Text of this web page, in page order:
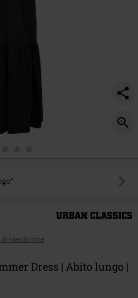
spedizione
Dress | Abito lungo |